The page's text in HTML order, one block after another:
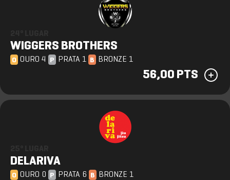
WIGGERS BROTHERS
O OURO 4 P PRATA 1 B BRONZE 1
56,00 PTS
DELARIVA
O OURO 0 P PRATA 6 B BRONZE 1